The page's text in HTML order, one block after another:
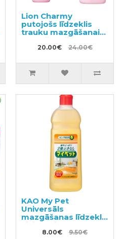
Lion Charmy
putojošs līdzeklis
trauku mazgāšanai
ar mežrozīšu
aromātu 240ml +
20.00€ 24.00€
KAO My Pet
Universāls
mazgāšanas līdzeklis
visiem virsmu
veidiem 500ml
8.00€ 9.50€